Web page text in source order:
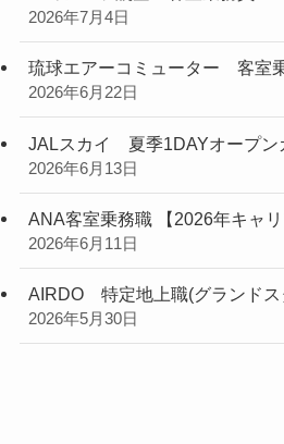
2026年7月4日
琉球エアーコミューター 客室
2026年6月22日
JALスカイ 夏季1DAYオープ
2026年6月13日
ANA客室乗務職 【2026年キャリ
2026年6月11日
AIRDO 特定地上職(グランドス
2026年5月30日